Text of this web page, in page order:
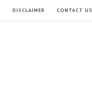
DISCLAIMER CONTACT US